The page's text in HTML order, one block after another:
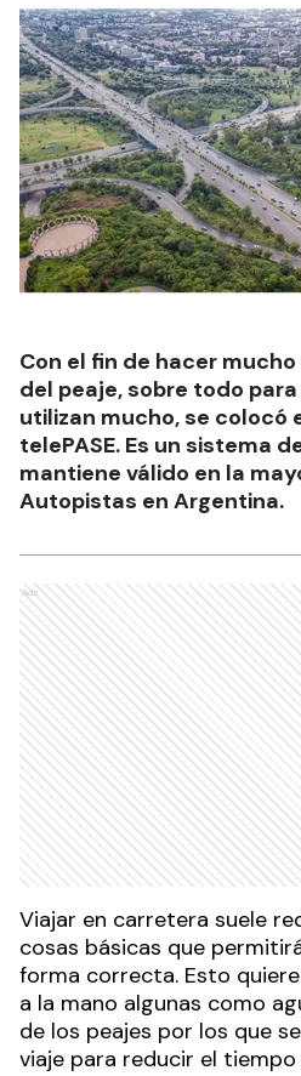
Con el fin de hacer
del peaje, sobre todo
utilizan mucho, se colocó
telePASE. Es un sistema
mantiene válido en la
Autopistas en Argentina.
Ads
Viajar en carretera suele
cosas básicas que
forma correcta. Esto
a la mano algunas como
de los peajes por los que
viaje para reducir el tiempo